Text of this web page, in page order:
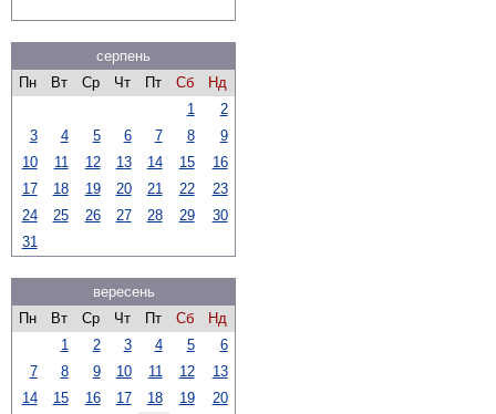
серпень
Пн
Вт Ср Чт Пт Сб
Нд
1
2
3
4 5 6 7 8
9
10
11 12 13 14 15
16
17
18 19 20 21 22
23
24
25 26 27 28 29
30
31
вересень
Пн
Вт Ср Чт Пт Сб
Нд
1
2 3 4 5
6
7
8 9 10 11 12
13
14
15 16 17 18 19
20